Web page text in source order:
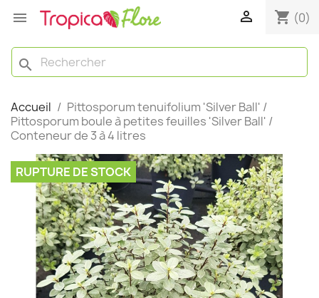
  shopping_cart (0)
search
Accueil
Pittosporum tenuifolium 'Silver Ball' /
Pittosporum boule à petites feuilles 'Silver Ball' /
Conteneur de 3 à 4 litres
RUPTURE DE STOCK